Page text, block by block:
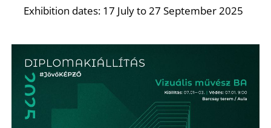
Exhibition dates: 17 July to 27 September 2025